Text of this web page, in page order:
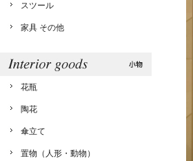
スツール
家具 その他
花瓶
陶花
傘立て
置物（人形・動物）